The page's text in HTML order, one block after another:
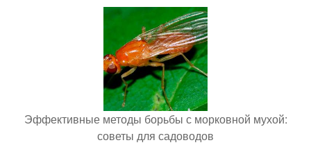
Эффективные методы борьбы с морковной мухой:
советы для садоводов